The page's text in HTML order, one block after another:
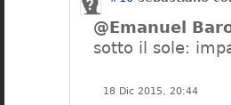
@Emanuel
sotto il sole:
18 Dic 2015, 20:44